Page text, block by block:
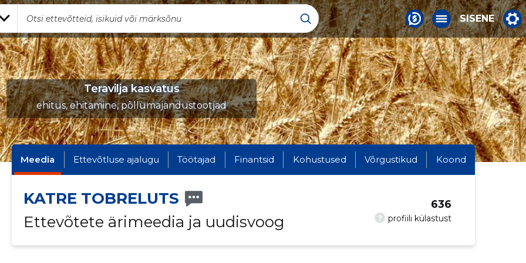
SISENE
Teravilja kasvatus
ehitus, ehitamine, põllumajandustootjad
Meedia Ettevõtluse ajalugu Töötajad Finantsid Kohustused Võrgustikud Koond
KATRE TOBRELUTS
Ettevõtete ärimeedia ja uudisvoog
? profiili külastust
636